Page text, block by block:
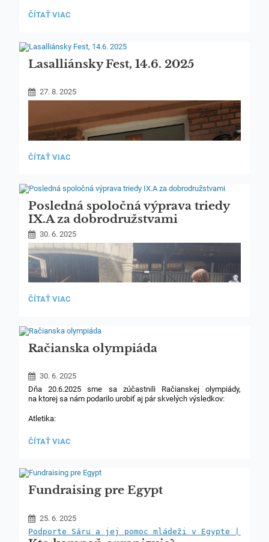
INFORMÁCIE
ŠKOLSKÉHO
ROKA:
ČÍTAŤ VIAC
Lasalliánsky Fest, 14.6. 2025
27. 8. 2025
LASALLIÁNSKY
2025:
ČÍTAŤ VIAC
Posledná spoločná výprava triedy
IX.A za dobrodružstvami
30. 6. 2025
POSLEDNÁ
TRIEDY
IX.A
ZA
DOBRODRUŽSTVAMI:
ČÍTAŤ VIAC
Račianska olympiáda
30. 6. 2025
Dňa 20.6.2025 sme sa zúčastnili Račianskej olympiády,
na ktorej sa nám podarilo urobiť aj pár skvelých výsledkov:
Atletika:
Šprint na 60 m dievčatá
Šprint na 60 m chlapci
1. miesto - T. Nemček
3. miesto - J. Horváth
Skok do diaľky chlapci
RAČIANSKA
ČÍTAŤ VIAC
Fundraising pre Egypt
25. 6. 2025
Podporte Sáru a jej pomoc mládeži v Egypte |